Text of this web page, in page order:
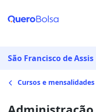
São Francisco de Assis
Cursos e mensalidades